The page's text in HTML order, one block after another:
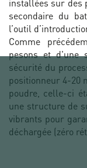
installées sur des
secondaire du
l’outil
Comme
pesons et d'une
sécurité du
positionneur 4-20
poudre, celle-ci
une structure de
vibrants pour
déchargée (zéro